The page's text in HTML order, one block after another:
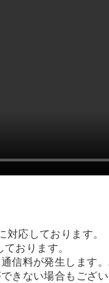
対応しております。
おります。
信料が発生します
きない場合もござい